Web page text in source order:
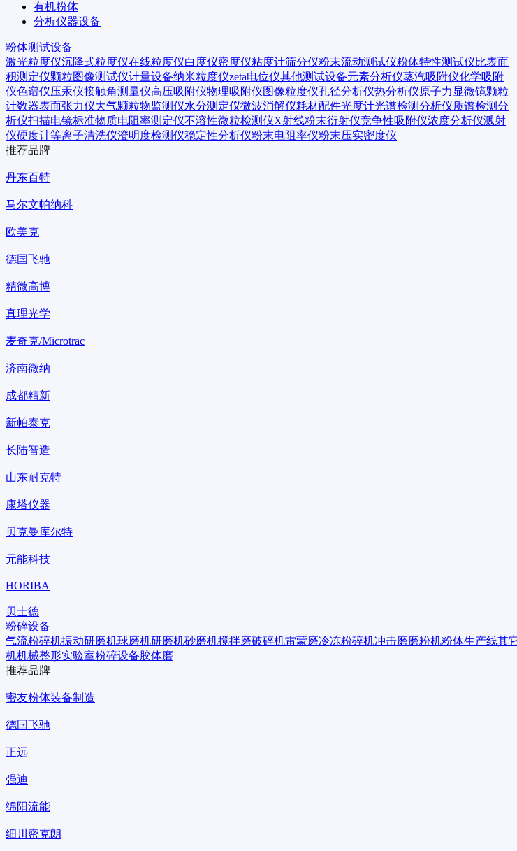
有机粉体
分析仪器设备
粉体测试设备
激光粒度仪沉降式粒度仪在线粒度仪白度仪密度仪粘度计筛分仪粉末流动测试仪粉体特性测试仪比表面
积测定仪颗粒图像测试仪计量设备纳米粒度仪zeta电位仪其他测试设备元素分析仪蒸汽吸附仪化学吸附
仪色谱仪压汞仪接触角测量仪高压吸附仪物理吸附仪图像粒度仪孔径分析仪热分析仪原子力显微镜颗粒
计数器表面张力仪大气颗粒物监测仪水分测定仪微波消解仪耗材配件光度计光谱检测分析仪质谱检测分
析仪扫描电镜标准物质电阻率测定仪不溶性微粒检测仪X射线粉末衍射仪竞争性吸附仪浓度分析仪溅射
仪硬度计等离子清洗仪澄明度检测仪稳定性分析仪粉末电阻率仪粉末压实密度仪
推荐品牌
丹东百特
马尔文帕纳科
欧美克
德国飞驰
精微高博
真理光学
麦奇克/Microtrac
济南微纳
成都精新
新帕泰克
长陆智造
山东耐克特
康塔仪器
贝克曼库尔特
元能科技
HORIBA
贝士德
粉碎设备
气流粉碎机振动研磨机球磨机研磨机砂磨机搅拌磨破碎机雷蒙磨冷冻粉碎机冲击磨磨粉机粉体生产线其
机机械整形实验室粉碎设备胶体磨
推荐品牌
密友粉体装备制造
德国飞驰
正远
强迪
绵阳流能
细川密克朗